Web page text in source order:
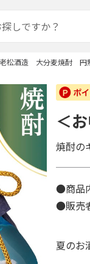
老松酒造 大分麦焼酎 円
＜
焼酎の
●商品
●販売
夏の